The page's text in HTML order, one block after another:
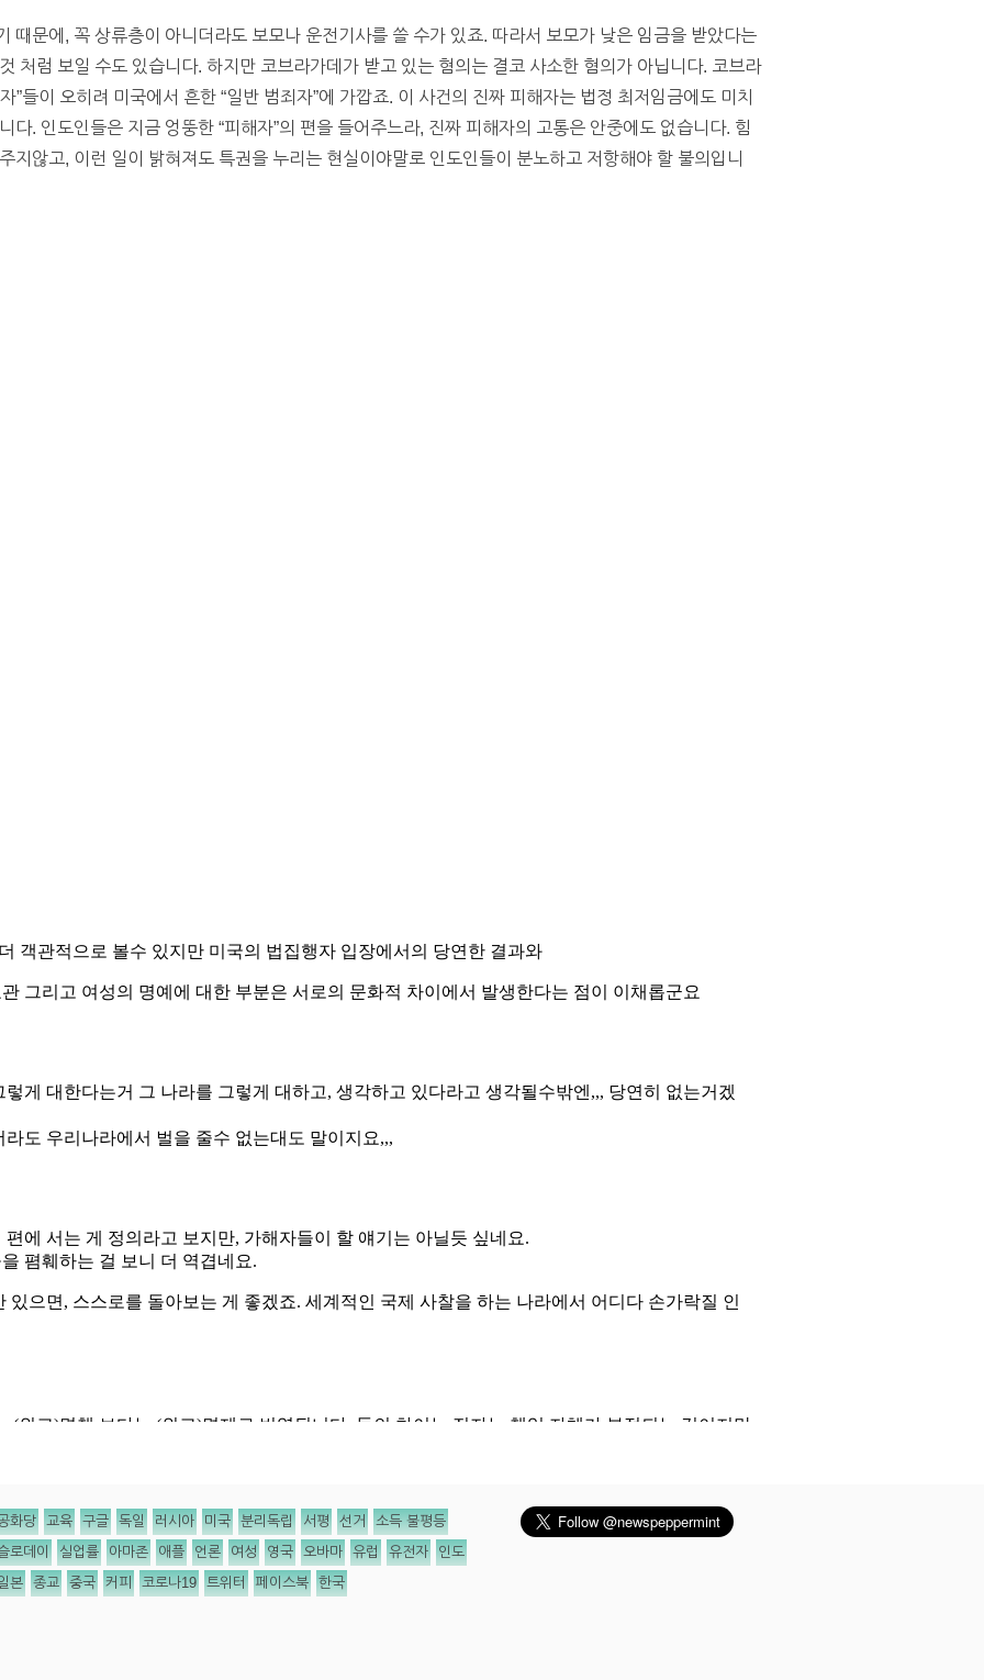
때문에, 꼭 상류층이 아니더라도 보모나 운전기사를 쓸 수가 있죠. 따라서 보모가 낮은 임금을 받았다는
처럼 보일 수도 있습니다. 하지만 코브라가데가 받고 있는 혐의는 결코 사소한 혐의가 아닙니다. 코브라
”들이 오히려 미국에서 흔한 “일반 범죄자”에 가깝죠. 이 사건의 진짜 피해자는 법정 최저임금에도 미치
다. 인도인들은 지금 엉뚱한 “피해자”의 편을 들어주느라, 진짜 피해자의 고통은 안중에도 없습니다. 힘
지않고, 이런 일이 밝혀져도 특권을 누리는 현실이야말로 인도인들이 분노하고 저항해야 할 불의입니
화당 교육 구글 독일 러시아 미국 분리독립 서평 선거 소득 불평등
로데이 실업률 아마존 애플 언론 여성 영국 오바마 유럽 유전자 인도
본 종교 중국 커피 코로나19 트위터 페이스북 한국